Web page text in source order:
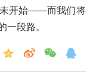
未开始——而我们将
一段路。